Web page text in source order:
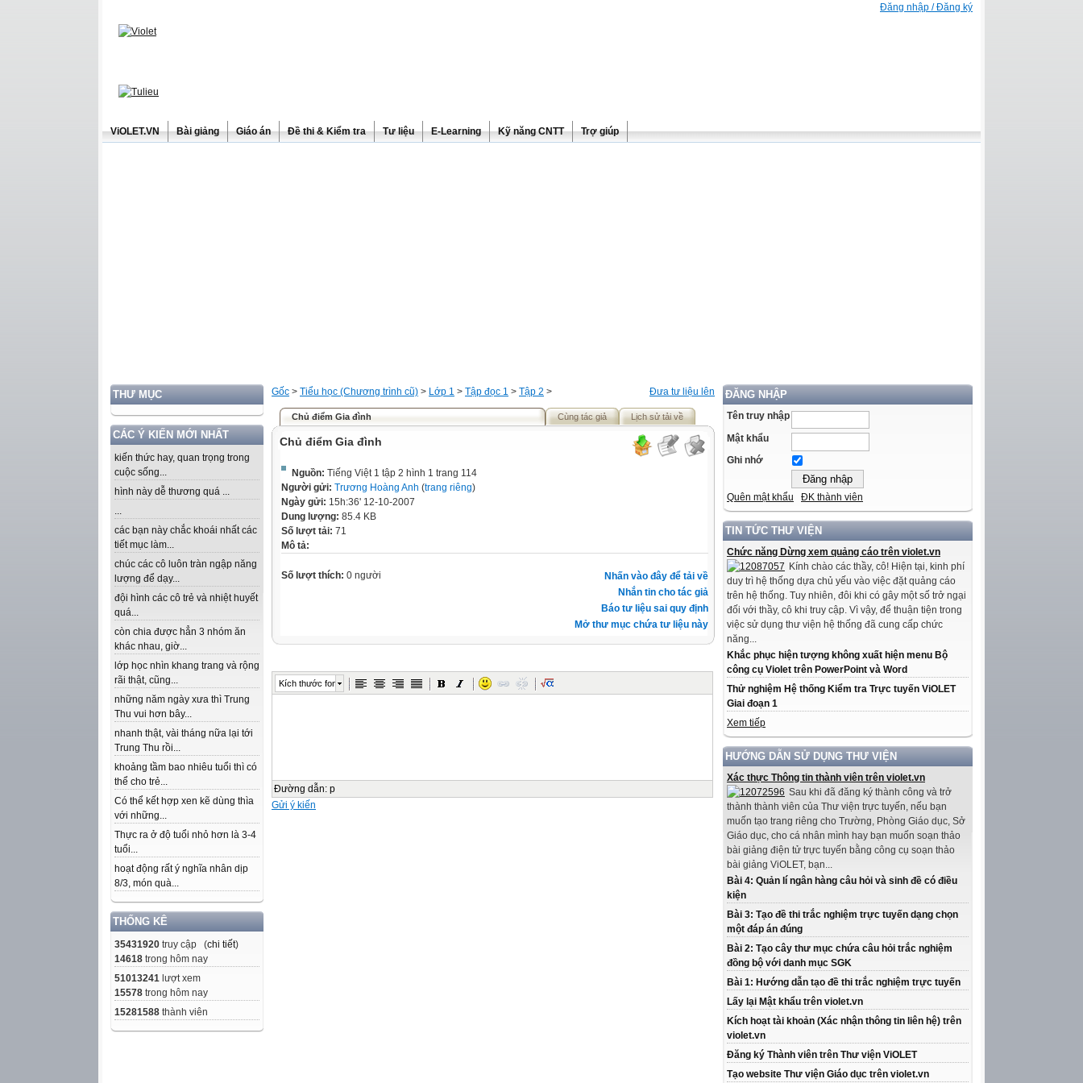
Đăng nhập / Đăng ký
ViOLET.VN Bài giảng Giáo án Đề thi & Kiểm tra Tư liệu E-Learning Kỹ năng CNTT Trợ giúp
THƯ MỤC
CÁC Ý KIẾN MỚI NHẤT
kiến thức hay, quan trọng trong
cuộc sống...
hình này dễ thương quá ...
...
các bạn này chắc khoái nhất các
tiết mục làm...
chúc các cô luôn tràn ngập năng
lượng để dạy...
đội hình các cô trẻ và nhiệt huyết
quá...
còn chia được hẳn 3 nhóm ăn
khác nhau, giờ...
lớp học nhìn khang trang và rộng
rãi thật, cũng...
những năm ngày xưa thì Trung
Thu vui hơn bây...
nhanh thật, vài tháng nữa lại tới
Trung Thu rồi...
khoảng tầm bao nhiêu tuổi thì có
thể cho trẻ...
Có thể kết hợp xen kẽ dùng thìa
với những...
Thực ra ở độ tuổi nhỏ hơn là 3-4
tuổi...
hoạt động rất ý nghĩa nhân dịp
8/3, món quà...
THỐNG KÊ
35431920 truy cập (chi tiết)
14618 trong hôm nay
51013241 lượt xem
15578 trong hôm nay
15281588 thành viên
ĐĂNG NHẬP
Tên truy nhập
Mật khẩu
Ghi nhớ
Quên mật khẩu ĐK thành viên
TIN TỨC THƯ VIỆN
Chức năng Dừng xem quảng cáo trên violet.vn
Kính chào các thầy, cô! Hiện tại, kinh phí
duy trì hệ thống dựa chủ yếu vào việc đặt quảng cáo
trên hệ thống. Tuy nhiên, đôi khi có gây một số trở ngại
đối với thầy, cô khi truy cập. Vì vậy, để thuận tiện trong
việc sử dụng thư viện hệ thống đã cung cấp chức
năng...
Khắc phục hiện tượng không xuất hiện menu Bộ
công cụ Violet trên PowerPoint và Word
Thử nghiệm Hệ thống Kiểm tra Trực tuyến ViOLET
Giai đoạn 1
Xem tiếp
HƯỚNG DẪN SỬ DỤNG THƯ VIỆN
Xác thực Thông tin thành viên trên violet.vn
Sau khi đã đăng ký thành công và trở
thành thành viên của Thư viện trực tuyến, nếu bạn
muốn tạo trang riêng cho Trường, Phòng Giáo dục, Sở
Giáo dục, cho cá nhân mình hay bạn muốn soạn thảo
bài giảng điện tử trực tuyến bằng công cụ soạn thảo
bài giảng ViOLET, bạn...
Bài 4: Quản lí ngân hàng câu hỏi và sinh đề có điều
kiện
Bài 3: Tạo đề thi trắc nghiệm trực tuyến dạng chọn
một đáp án đúng
Bài 2: Tạo cây thư mục chứa câu hỏi trắc nghiệm
đồng bộ với danh mục SGK
Bài 1: Hướng dẫn tạo đề thi trắc nghiệm trực tuyến
Lấy lại Mật khẩu trên violet.vn
Kích hoạt tài khoản (Xác nhận thông tin liên hệ) trên
violet.vn
Đăng ký Thành viên trên Thư viện ViOLET
Tạo website Thư viện Giáo dục trên violet.vn
Đưa tư liệu lên
Gốc > Tiểu học (Chương trình cũ) > Lớp 1 > Tập đọc 1 > Tập 2 >
Chủ điểm Gia đình Cùng tác giả Lịch sử tải về
Chủ điểm Gia đình
Nguồn: Tiếng Việt 1 tập 2 hình 1 trang 114
Người gửi: Trương Hoàng Anh (trang riêng)
Ngày gửi: 15h:36' 12-10-2007
Dung lượng: 85.4 KB
Số lượt tải: 71
Mô tả:
Nhấn vào đây để tải về
Nhắn tin cho tác giả
Báo tư liệu sai quy định
Mở thư mục chứa tư liệu này
Số lượt thích: 0 người
Kích thước font
Đường dẫn: p
Gửi ý kiến